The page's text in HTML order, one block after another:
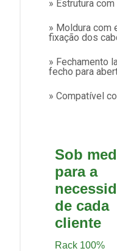
» Estrutura
» Moldura com
fixação dos
» Fechamento
fecho para
» Compatível
Sob
para a
de cada
cliente
Rack 100%